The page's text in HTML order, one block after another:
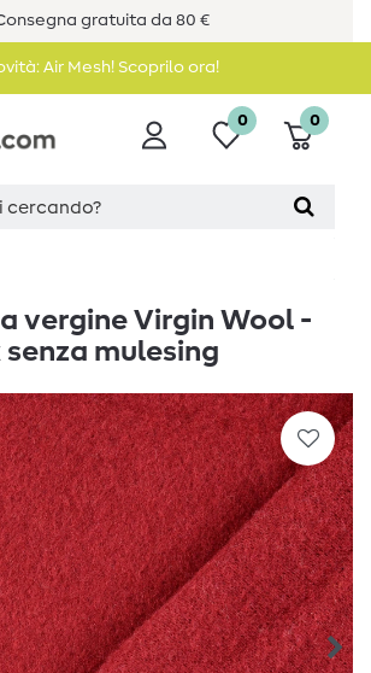
gratuita da 80 €
Air Mesh! Scoprilo ora!
0 0
vergine Virgin Wool -
senza mulesing